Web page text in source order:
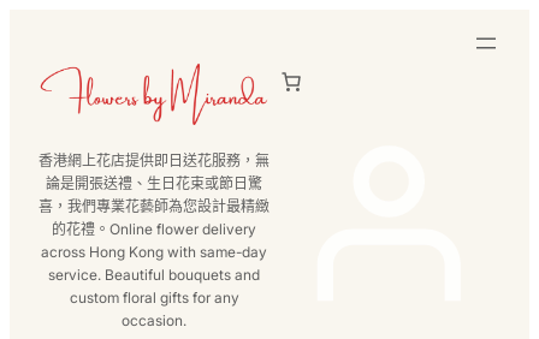
香港網上花店提供即日送花服務，無
論是開張送禮、生日花束或節日驚
喜，我們專業花藝師為您設計最精緻
的花禮。Online flower delivery
across Hong Kong with same-day
service. Beautiful bouquets and
custom floral gifts for any
occasion.